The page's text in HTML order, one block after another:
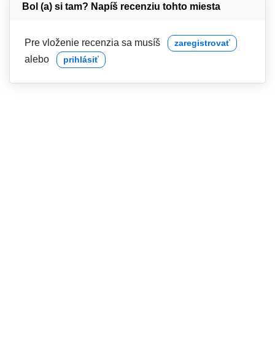
Bol (a) si tam? Napíš recenziu tohto miesta
Pre vloženie recenzia sa musíš zaregistrovať
alebo prihlásiť